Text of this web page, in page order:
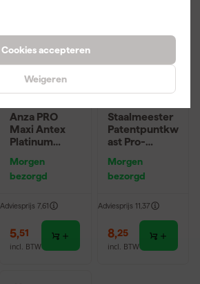
Cookies accepteren
Weigeren
Anza PRO
Maxi Antex
Platinum
r - 18cm
Morgen
bezorgd
Adviesprijs 7,61
5,51
incl. BTW
Staalmeester
Patentpuntkw
ast Pro-
10 (2cm)
Morgen
bezorgd
Adviesprijs 11,37
8,25
incl. BTW